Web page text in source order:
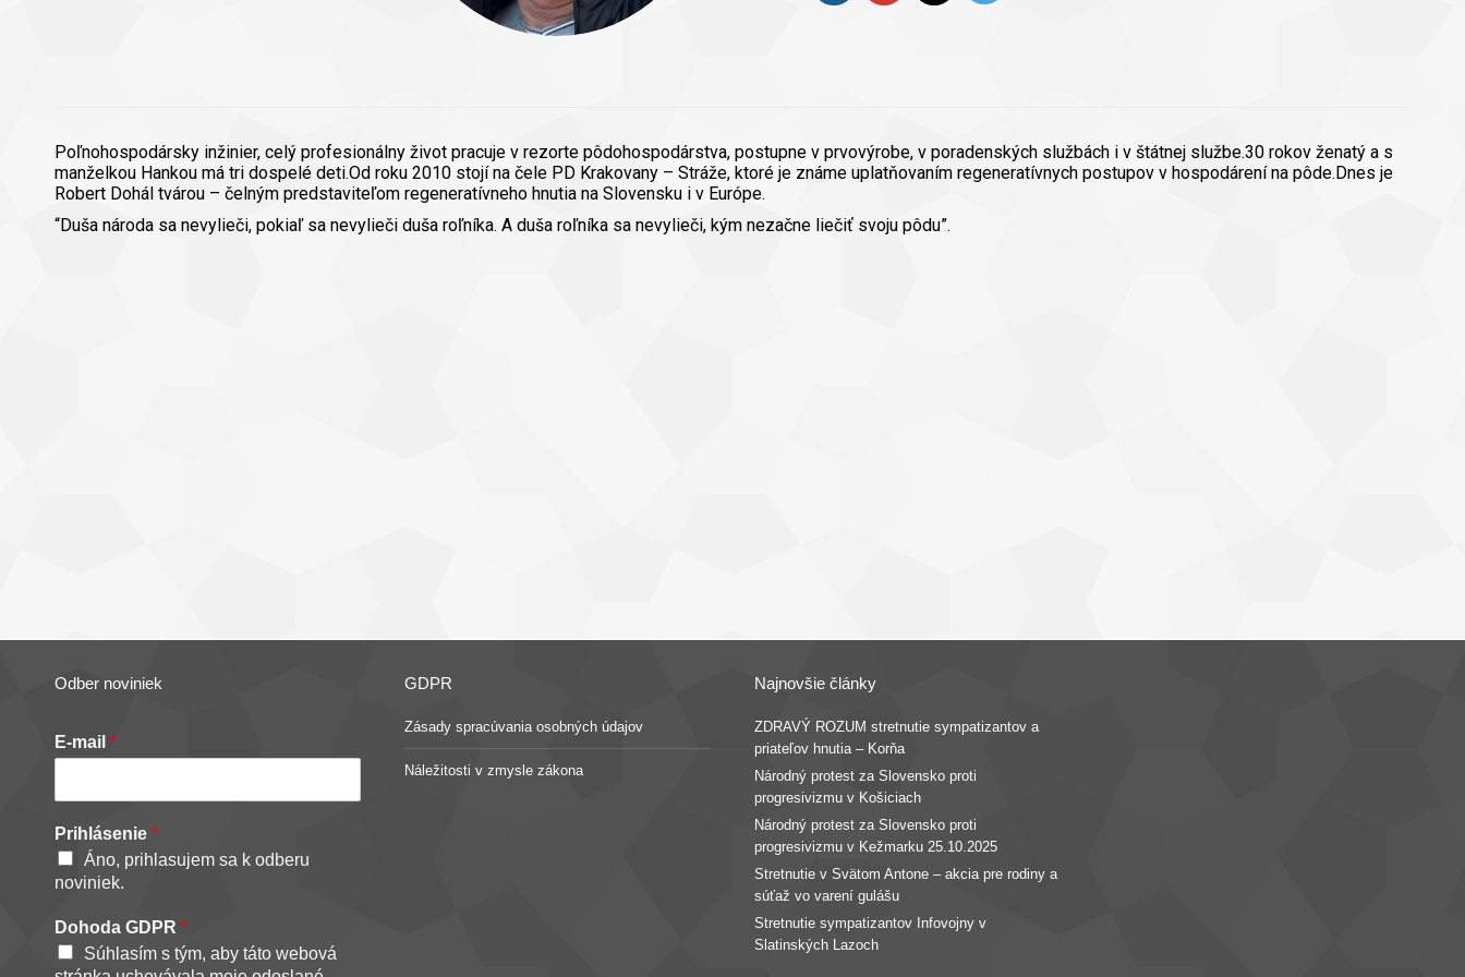
Poľnohospodársky inžinier, celý profesionálny život pracuje v rezorte pôdohospodárstva, postupne v prvovýrobe, v poradenských službách i v štátnej službe.30 rokov ženatý a s
manželkou Hankou má tri dospelé deti.Od roku 2010 stojí na čele PD Krakovany – Stráže, ktoré je známe uplatňovaním regeneratívnych postupov v hospodárení na pôde.Dnes je
Robert Dohál tvárou – čelným predstaviteľom regeneratívneho hnutia na Slovensku i v Európe.
“Duša národa sa nevylieči, pokiaľ sa nevylieči duša roľníka. A duša roľníka sa nevylieči, kým nezačne liečiť svoju pôdu”.
Odber noviniek
E-mail *
Prihlásenie *
Áno, prihlasujem sa k odberu
noviniek.
Dohoda GDPR *
Súhlasím s tým, aby táto webová
GDPR
Zásady spracúvania osobných údajov
Náležitosti v zmysle zákona
Najnovšie články
ZDRAVÝ ROZUM stretnutie sympatizantov a
priateľov hnutia – Korňa
Národný protest za Slovensko proti
progresivizmu v Košiciach
Národný protest za Slovensko proti
progresivizmu v Kežmarku 25.10.2025
Stretnutie v Svätom Antone – akcia pre rodiny a
súťaž vo varení gulášu
Stretnutie sympatizantov Infovojny v
Slatinských Lazoch